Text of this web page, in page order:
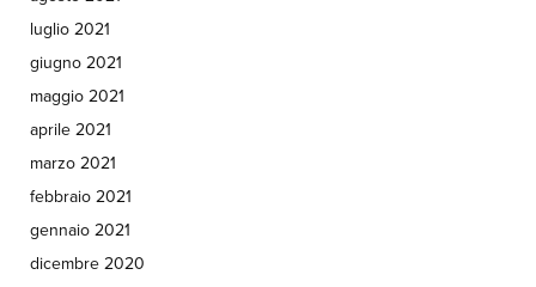
luglio 2021
giugno 2021
maggio 2021
aprile 2021
marzo 2021
febbraio 2021
gennaio 2021
dicembre 2020